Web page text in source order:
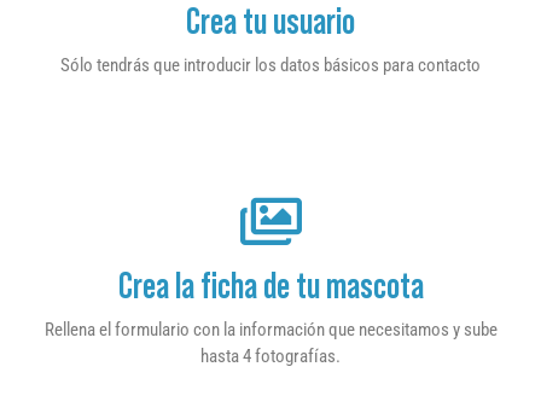
Crea tu usuario
Sólo tendrás que introducir los datos básicos para contacto
Crea la ficha de tu mascota
Rellena el formulario con la información que necesitamos y sube
hasta 4 fotografías.